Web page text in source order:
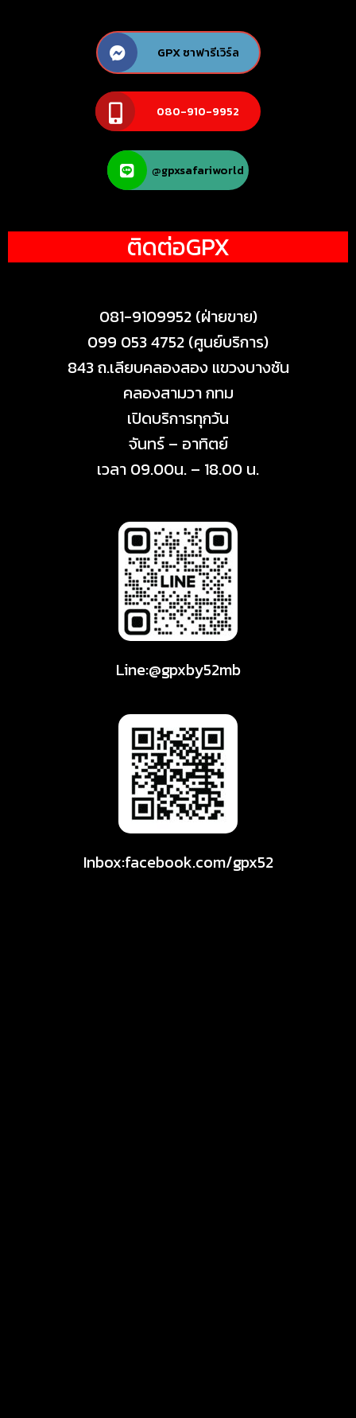
GPX ซาฟารีเวิร์ล
080-910-9952
@gpxsafariworld
ติดต่อGPX
081-9109952(ฝ่ายขาย)
099 053 4752 (ศูนย์บริการ)
843​ ถ.เลียบคลองสอง​ แขวงบางชัน
คลองสามวา กทม
เปิดบริการทุกวัน
จันทร์ – อาทิตย์
เวลา 09.00น. – 18.00 น.
Line:@gpxby52mb
Inbox:facebook.com/gpx52